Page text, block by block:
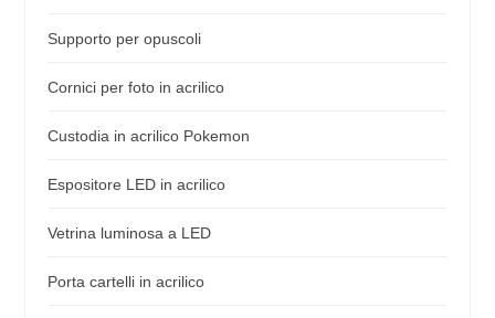
Supporto per opuscoli
Cornici per foto in acrilico
Custodia in acrilico Pokemon
Espositore LED in acrilico
Vetrina luminosa a LED
Porta cartelli in acrilico